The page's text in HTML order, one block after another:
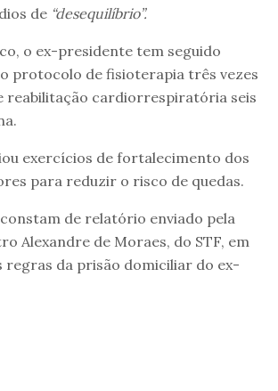
de “desequilíbrio”.
o ex-presidente tem seguido
o protocolo de fisioterapia três vezes
reabilitação cardiorrespiratória seis
exercícios de fortalecimento dos
para reduzir o risco de quedas.
de relatório enviado pela
Alexandre de Moraes, do STF, em
regras da prisão domiciliar do ex-